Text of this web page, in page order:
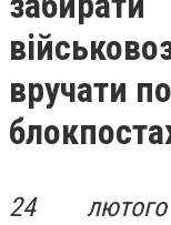
вручати
24